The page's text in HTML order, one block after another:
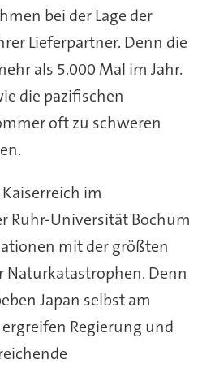
bei der Lage der
Lieferpartner. Denn die
als 5.000 Mal im Jahr.
die pazifischen
oft zu schweren
im
Ruhr-Universität Bochum
mit der größten
Naturkatastrophen. Denn
Japan selbst am
Regierung und